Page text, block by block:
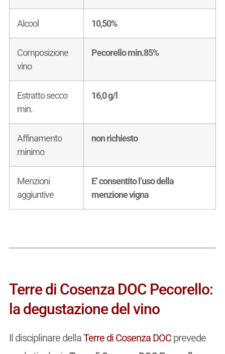
Alcool 10,50%
Composizione
vino
Pecorello min.85%
Estratto secco
min.
16,0 g/l
Affinamento
minimo
non richiesto
Menzioni
aggiuntive
E’ consentito l’uso della
menzione vigna
Terre di Cosenza DOC Pecorello:
la degustazione del vino
Il disciplinare dellaTerre di Cosenza DOCprevede